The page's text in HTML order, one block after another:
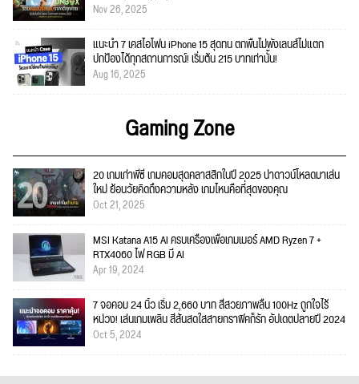
Nov 26, 2025
แนะนำ 7 เคสไอโฟน iPhone 15 สุดทน ตกพื้นไม่พังเลนส์ไม่แตก
ปกป้องได้ทุกสถานการณ์! เริ่มต้น 215 บาทเท่านั้น!
Aug 16, 2025
Gaming Zone
20 เกมเก่าพีซี เกมคอมสุดคลาสสิกในปี 2025 น่าดาวน์โหลดมาเล่น
ใหม่ ย้อนวัยคิดถึงความหลัง เกมไหนคือที่สุดของคุณ
Oct 21, 2025
MSI Katana A15 AI ครบเครื่องเพื่อเกมเมอร์ AMD Ryzen 7 +
RTX4060 ไฟ RGB มี AI
Apr 19, 2024
7 จอคอม 24 นิ้ว เริ่ม 2,660 บาท สีสวยภาพลื่น 100Hz ถูกใจไร้
หน่วง! เล่นเกมเพลิน สีสันสดใสสายกราฟิคก็รัก อัปเดตปลายปี 2024
Oct 5, 2024